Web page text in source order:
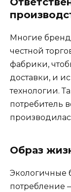
Многие
честной
фабрики,
доставки, и
технологии.
потребитель
Образ
Экологичные
потребление